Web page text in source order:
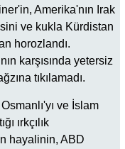
Amerika'nın Irak
ve kukla Kürdistan
horozlandı.
karşısında yetersiz
tıkılamadı.
ve İslam
ırkçılık
hayalinin, ABD